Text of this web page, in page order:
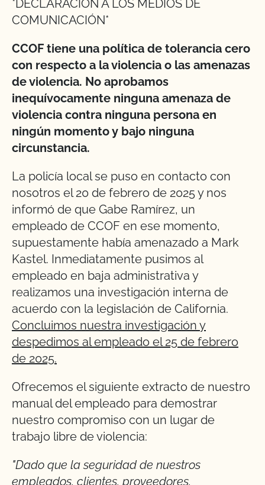
*DECLARACIÓN A LOS MEDIOS DE
COMUNICACIÓN*
CCOF tiene una política de tolerancia cero
con respecto a la violencia o las amenazas
de violencia. No aprobamos
inequívocamente ninguna amenaza de
violencia contra ninguna persona en
ningún momento y bajo ninguna
circunstancia.
La policía local se puso en contacto con
nosotros el 20 de febrero de 2025 y nos
informó de que Gabe Ramírez, un
empleado de CCOF en ese momento,
supuestamente había amenazado a Mark
Kastel. Inmediatamente pusimos al
empleado en baja administrativa y
realizamos una investigación interna de
acuerdo con la legislación de California.
Concluimos nuestra investigación y
despedimos al empleado el 25 de febrero
de 2025.
Ofrecemos el siguiente extracto de nuestro
manual del empleado para demostrar
nuestro compromiso con un lugar de
trabajo libre de violencia:
"Dado que la seguridad de nuestros
empleados, clientes, proveedores,